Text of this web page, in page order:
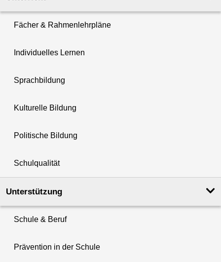
Fächer & Rahmenlehrpläne
Individuelles Lernen
Sprachbildung
Kulturelle Bildung
Politische Bildung
Schulqualität
Unterstützung
Schule & Beruf
Prävention in der Schule